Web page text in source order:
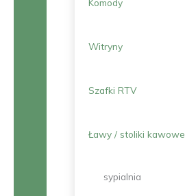
Komody
Witryny
Szafki RTV
Ławy / stoliki kawowe
sypialnia